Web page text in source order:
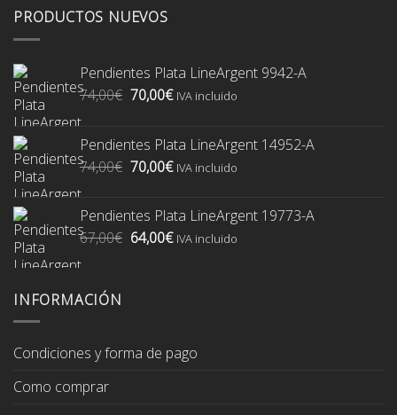
PRODUCTOS NUEVOS
Pendientes Plata LineArgent 9942-A
74,00€ El
era:
74,00€.
70,00€El
es:
70,00€.
IVA incluido
Pendientes Plata LineArgent 14952-A
74,00€ El
era:
74,00€.
70,00€El
es:
70,00€.
IVA incluido
Pendientes Plata LineArgent 19773-A
67,00€ El
64,00€ElIVA incluido
INFORMACIÓN
Condiciones y forma de pago
Como comprar